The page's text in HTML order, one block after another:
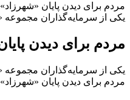
مردم برای دیدن پایان
یکی از سرمایه‌گذاران مجموعه
مردم برای دیدن
یکی از سرمایه‌گذاران مجموعه
مردم برای دیدن پایان